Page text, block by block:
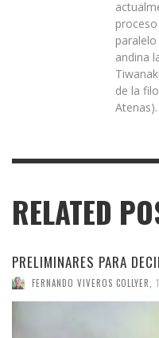
andina
de la
Atenas).
RELATED
PRELIMINARES PARA
FERNANDO VIVEROS COLLYER